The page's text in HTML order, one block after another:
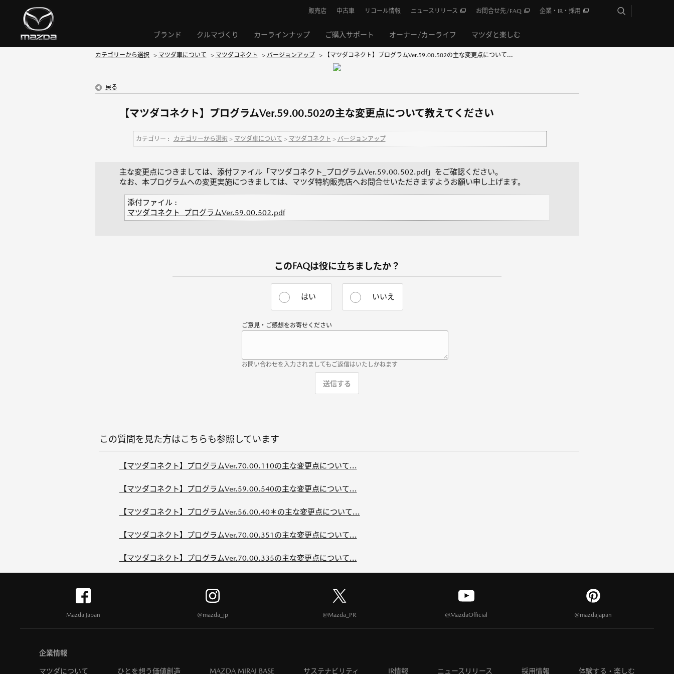
ブランド クルマづくり カーラインナップ ご購入サポート オーナー/カーライフ マツダと楽しむ
販売店 中古車 リコール情報 ニュースリリース お問合せ先/FAQ 企業・IR・採用
カテゴリーから選択 > マツダ車について > マツダコネクト > バージョンアップ > 【マツダコネクト】プログラムVer.59.00.502の主な変更点について...
戻る
【マツダコネクト】プログラムVer.59.00.502の主な変更点について教えてください
カテゴリー : カテゴリーから選択 > マツダ車について > マツダコネクト > バージョンアップ
主な変更点につきましては、添付ファイル「マツダコネクト_プログラムVer.59.00.502.pdf」をご確認ください。
なお、本プログラムへの変更実施につきましては、マツダ特約販売店へお問合せいただきますようお願い申し上げます。
添付ファイル :
マツダコネクト_プログラムVer.59.00.502.pdf
このFAQは役に立ちましたか？
はい いいえ
ご意見・ご感想をお寄せください
お問い合わせを入力されましてもご返信はいたしかねます
この質問を見た方はこちらも参照しています
【マツダコネクト】プログラムVer.70.00.110の主な変更点について...
【マツダコネクト】プログラムVer.59.00.540の主な変更点について...
【マツダコネクト】プログラムVer.56.00.40＊の主な変更点について...
【マツダコネクト】プログラムVer.70.00.351の主な変更点について...
【マツダコネクト】プログラムVer.70.00.335の主な変更点について...
Mazda Japan @mazda_jp @Mazda_PR @MazdaOfficial @mazdajapan
企業情報
マツダについて ひとを想う価値創造 MAZDA MIRAI BASE サステナビリティ IR情報 ニュースリリース 採用情報 体験する・楽しむ